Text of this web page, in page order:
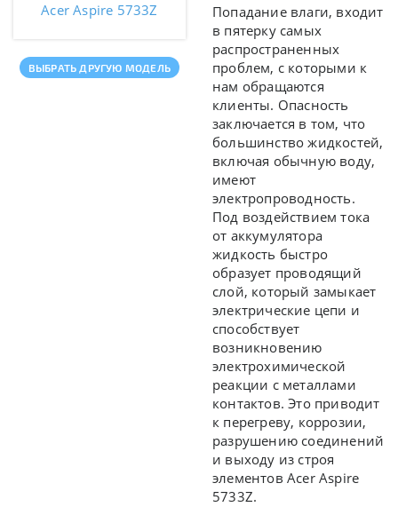
Acer Aspire 5733Z
ВЫБРАТЬ ДРУГУЮ МОДЕЛЬ
Попадание влаги, входит
в пятерку самых
распространенных
проблем, с которыми к
нам обращаются
клиенты. Опасность
заключается в том, что
большинство жидкостей,
включая обычную воду,
имеют
электропроводность.
Под воздействием тока
от аккумулятора
жидкость быстро
образует проводящий
слой, который замыкает
электрические цепи и
способствует
возникновению
электрохимической
реакции с металлами
контактов. Это приводит
к перегреву, коррозии,
разрушению соединений
и выходу из строя
элементов Acer Aspire
5733Z.